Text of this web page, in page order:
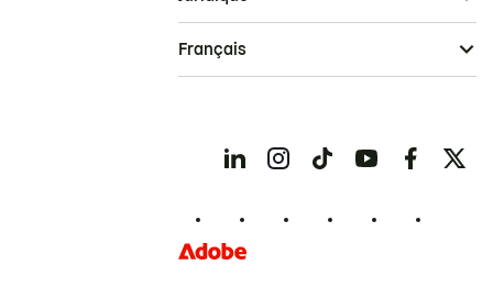
Français